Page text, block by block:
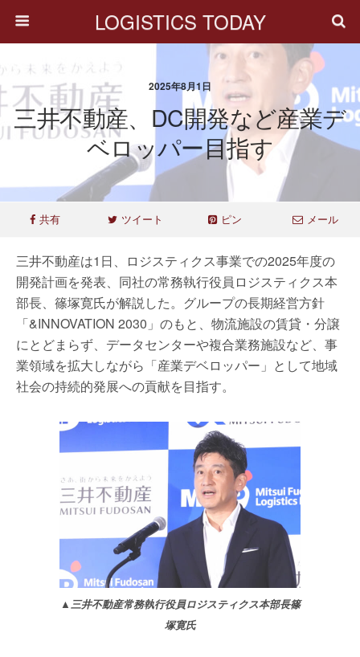
LOGISTICS TODAY
2025年8月1日
三井不動産、DC開発など産業デ
ベロッパー目指す
共有 ツイート ピン メール
三井不動産は1日、ロジスティクス事業での2025年度の
開発計画を発表、同社の常務執行役員ロジスティクス本
部長、篠塚寛氏が解説した。グループの長期経営方針
「&INNOVATION 2030」のもと、物流施設の賃貸・分譲
にとどまらず、データセンターや複合業務施設など、事
業領域を拡大しながら「産業デベロッパー」として地域
社会の持続的発展への貢献を目指す。
▲三井不動産常務執行役員ロジスティクス本部長篠
塚寛氏